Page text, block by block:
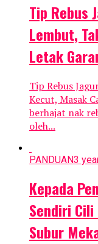
Tip Rebus
Lembut,
Letak
Tip Rebus
Kecut, Masak
berhajat nak
oleh...
PANDUAN3
Kepada
Sendiri
Subur